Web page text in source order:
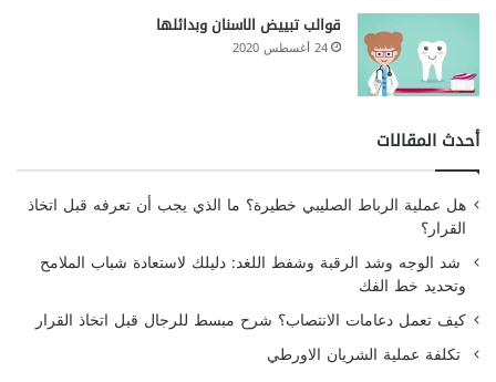
قوالب تبييض الاسنان وبدائلها
24 أغسطس 2020
أحدث المقالات
هل عملية الرباط الصليبي خطيرة؟ ما الذي يجب أن تعرفه قبل اتخاذ
القرار؟
شد الوجه وشد الرقبة وشفط اللغد: دليلك لاستعادة شباب الملامح
وتحديد خط الفك
كيف تعمل دعامات الانتصاب؟ شرح مبسط للرجال قبل اتخاذ القرار
تكلفة عملية الشريان الاورطي